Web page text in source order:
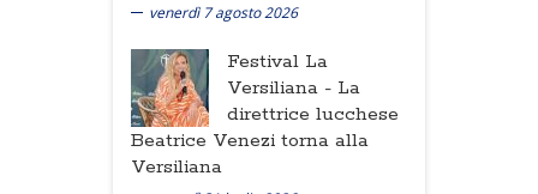
venerdì 7 agosto 2026
Festival La
Versiliana - La
direttrice lucchese
Beatrice Venezi torna alla
Versiliana